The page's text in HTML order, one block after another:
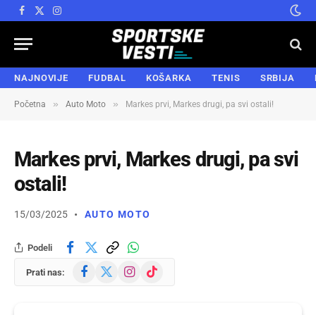
Facebook
X
Instagram
NAJNOVIJE FUDBAL KOŠARKA TENIS SRBIJA
Početna » Auto Moto » Markes prvi, Markes drugi, pa svi ostali!
Markes prvi, Markes drugi, pa svi
ostali!
15/03/2025 AUTO MOTO
Podeli
Prati nas: Facebook Instagram
TikTok